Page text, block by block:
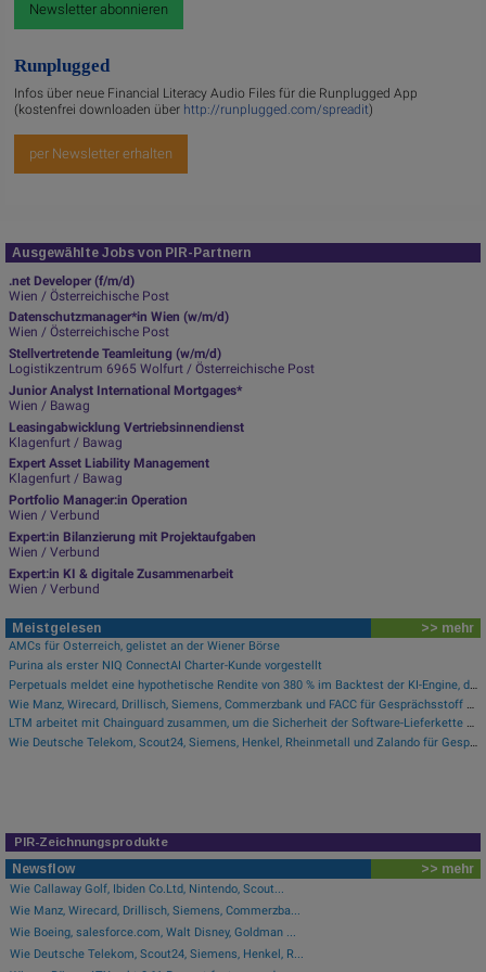
Newsletter abonnieren
Runplugged
Infos über neue Financial Literacy Audio Files für die Runplugged App
(kostenfrei downloaden über http://runplugged.com/spreadit)
per Newsletter erhalten
Ausgewählte Jobs von PIR-Partnern
.net Developer (f/m/d)
Wien / Österreichische Post
Datenschutzmanager*in Wien (w/m/d)
Wien / Österreichische Post
Stellvertretende Teamleitung (w/m/d)
Logistikzentrum 6965 Wolfurt / Österreichische Post
Junior Analyst International Mortgages*
Wien / Bawag
Leasingabwicklung Vertriebsinnendienst
Klagenfurt / Bawag
Expert Asset Liability Management
Klagenfurt / Bawag
Portfolio Manager:in Operation
Wien / Verbund
Expert:in Bilanzierung mit Projektaufgaben
Wien / Verbund
Expert:in KI & digitale Zusammenarbeit
Wien / Verbund
Meistgelesen >> mehr
AMCs für Österreich, gelistet an der Wiener Börse
Purina als erster NIQ ConnectAI Charter-Kunde vorgestellt
Perpetuals meldet eine hypothetische Rendite von 380 % im Backtest der KI-Engine, die die risikofreie Handelsplattform „UpsideOnly“ antreibt
Wie Manz, Wirecard, Drillisch, Siemens, Commerzbank und FACC für Gesprächsstoff sorgten
LTM arbeitet mit Chainguard zusammen, um die Sicherheit der Software-Lieferkette durch BlueVerse™ RightLogic zu stärken
Wie Deutsche Telekom, Scout24, Siemens, Henkel, Rheinmetall und Zalando für Gesprächsstoff im DAX sorgten
PIR-Zeichnungsprodukte
Newsflow >> mehr
Wie Callaway Golf, Ibiden Co.Ltd, Nintendo, Scout...
Wie Manz, Wirecard, Drillisch, Siemens, Commerzba...
Wie Boeing, salesforce.com, Walt Disney, Goldman ...
Wie Deutsche Telekom, Scout24, Siemens, Henkel, R...